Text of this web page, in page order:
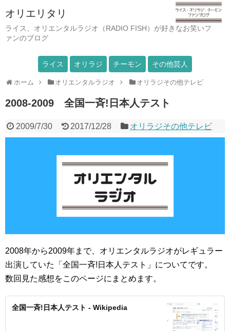
オリエリタリ
ライス、オリエンタルラジオ（RADIO FISH）が好きなお笑いフ
ァンのブログ
ライス オリラジ チーモン その他芸人
ホーム オリエンタルラジオ オリラジその他テレビ
2008-2009 全国一斉!日本人テスト
2009/7/30 2017/12/28 オリラジその他テレビ
2008年から2009年まで、オリエンタルラジオがレギュラー
出演していた「全国一斉!日本人テスト」についてです。
数回見た感想をこのページにまとめます。
全国一斉!日本人テスト - Wikipedia